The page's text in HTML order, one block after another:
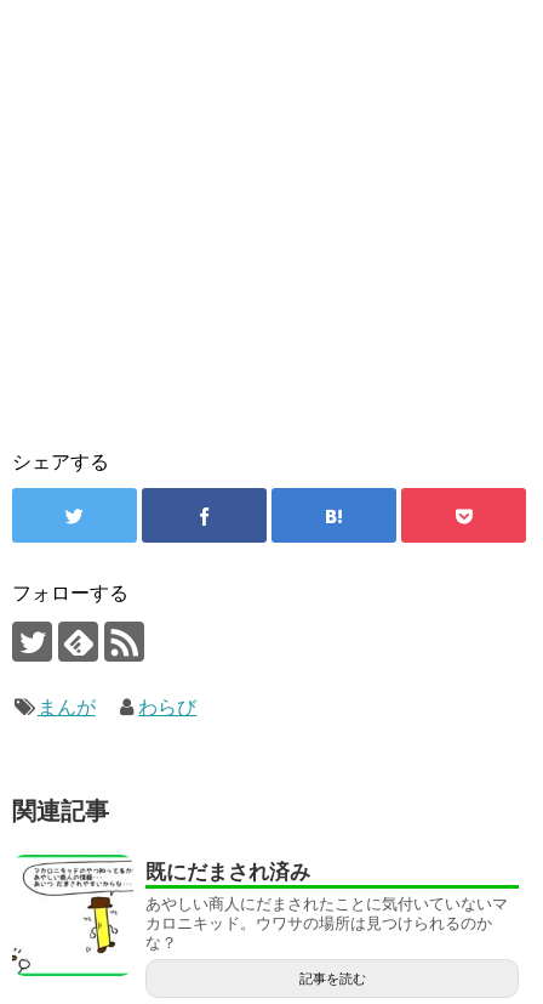
シェアする
フォローする
まんが わらび
関連記事
既にだまされ済み
あやしい商人にだまされたことに気付いていないマ
カロニキッド。ウワサの場所は見つけられるのか
な？
記事を読む